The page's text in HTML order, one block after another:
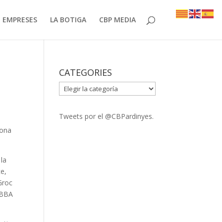
EMPRESES LA BOTIGA CBP MEDIA
CATEGORIES
CATEGORIES
Tweets por el @CBPardinyes.